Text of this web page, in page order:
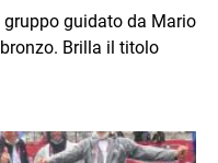
guidato da Mario
Brilla il titolo